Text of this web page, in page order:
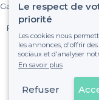
Gagnez de nombreux
Pas de commissions
fixe sans
Le respect de
priorité
Les cookies nous
les annonces, d'offrir
sociaux et d'analyser
En savoir plus
Refuser